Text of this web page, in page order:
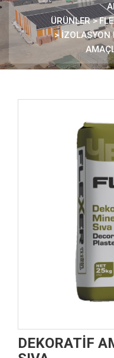
ÜRÜNLER>
>İZOLASYON
DEKORATİF